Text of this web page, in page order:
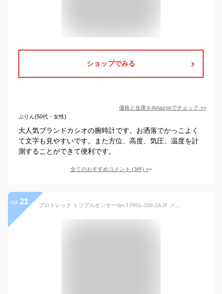
ショップでみる
価格と在庫をAmazonでチェック >>
ぷりん(50代・女性)
大人気ブランドカシオの腕時計です。お洒落でかっこよく
て文字も見やすいです。また方位、高度、気圧、温度を計
測することができて便利です。
全てのおすすめコメント (3件) >
no. 21 プロトレック トリプルセンサーVer.3 PRG-330-2AJF メンズ 腕時計 ソーラー デジタル ブルー カーキ 登山 国内正規品 カシオ